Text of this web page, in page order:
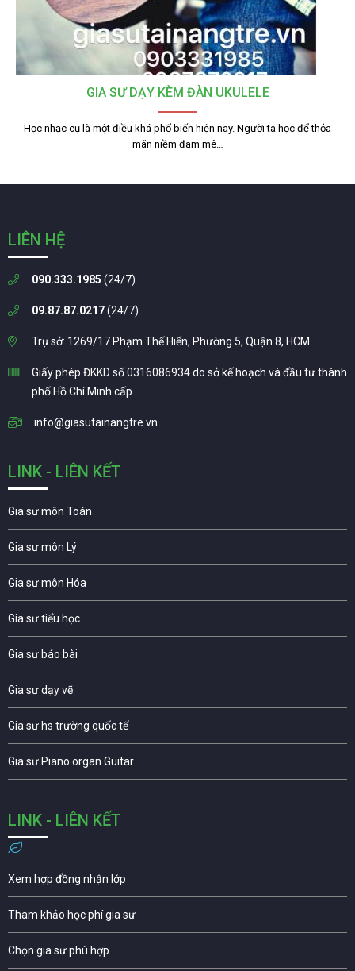
GIA SƯ DẠY KÈM ĐÀN UKULELE
Học nhạc cụ là một điều khá phổ biến hiện nay. Người ta học để thỏa
mãn niềm đam mê…
LIÊN HỆ
090.333.1985 (24/7)
09.87.87.0217(24/7)
Trụ sở: 1269/17 Phạm Thế Hiển, Phường 5, Quận 8, HCM
Giấy phép ĐKKD số 0316086934 do sở kế hoạch và đầu tư thành
phố Hồ Chí Minh cấp
info@giasutainangtre.vn
LINK - LIÊN KẾT
Gia sư môn Toán
Gia sư môn Lý
Gia sư môn Hóa
Gia sư tiểu học
Gia sư báo bài
Gia sư dạy vẽ
Gia sư hs trường quốc tế
Gia sư Piano organ Guitar
LINK - LIÊN KẾT
Xem hợp đồng nhận lớp
Tham khảo học phí gia sư
Chọn gia sư phù hợp